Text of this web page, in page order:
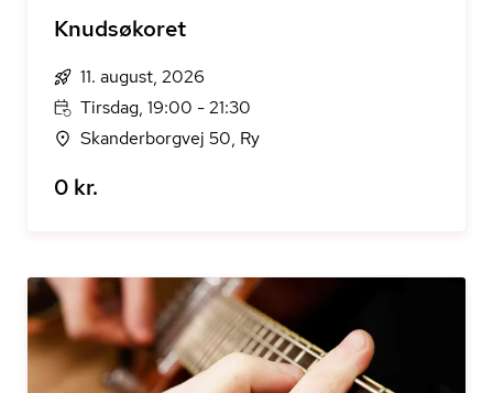
Knudsøkoret
11. august, 2026
Tirsdag, 19:00 - 21:30
Skanderborgvej 50, Ry
0 kr.